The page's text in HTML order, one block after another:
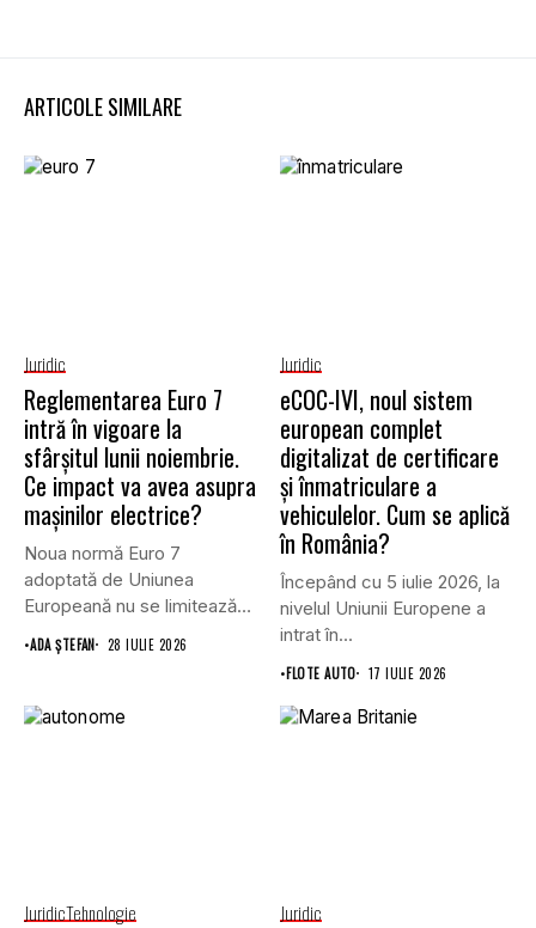
ARTICOLE SIMILARE
Juridic
Reglementarea Euro 7
intră în vigoare la
sfârșitul lunii noiembrie.
Ce impact va avea asupra
mașinilor electrice?
Noua normă Euro 7
adoptată de Uniunea
Europeană nu se limitează
doar...
•ADA ȘTEFAN 28 IULIE 2026
Juridic
eCOC-IVI, noul sistem
european complet
digitalizat de certificare
și înmatriculare a
vehiculelor. Cum se aplică
în România?
Începând cu 5 iulie 2026, la
nivelul Uniunii Europene a
intrat în...
•FLOTE AUTO 17 IULIE 2026
JuridicTehnologie Juridic